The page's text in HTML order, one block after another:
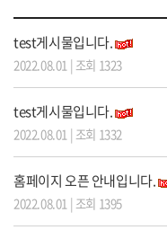
test게시물입니다.
2022.08.01 | 조회 1323
test게시물입니다.
2022.08.01 | 조회 1332
홈페이지 오픈 안내입니다.
2022.08.01 | 조회 1395